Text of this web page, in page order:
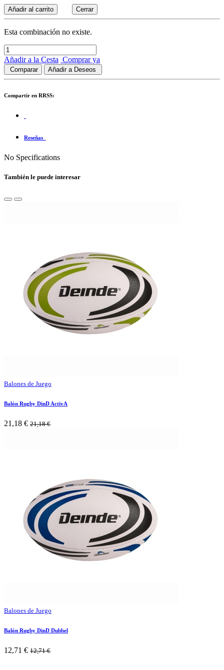
Añadir al carrito Cerrar
Esta combinación no existe.
Añadir a la Cesta Comprar ya
Comparar Añadir a Deseos
Compartir en RRSS:
Reseñas
No Specifications
También le puede interesar
Balones de Juego
Balón Rugby DinD ActivA
21,18 € 21,18€
Balones de Juego
Balón Rugby DinD Dubbel
12,71 € 12,71€